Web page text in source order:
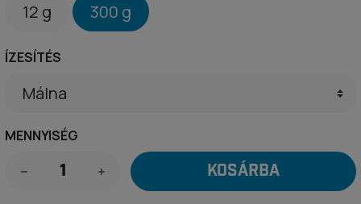
12 g 300 g
ÍZESÍTÉS
MENNYISÉG
KOSÁRBA